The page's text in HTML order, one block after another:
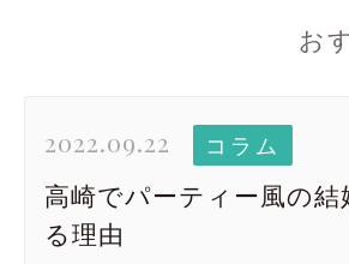
お
2022.09.22 コラム
高崎でパーティー風の
る理由